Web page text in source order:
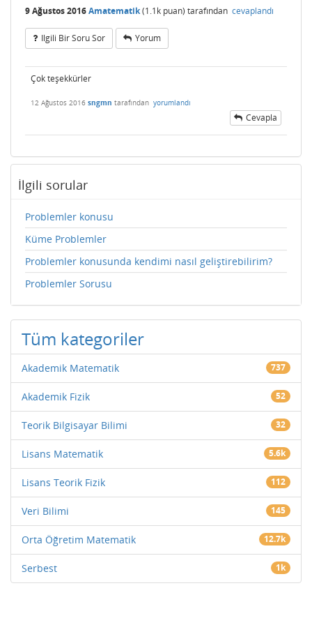
9 Ağustos 2016Amatematik(1.1k puan) tarafından cevaplandı
Ilgili Bir Soru Sor Yorum
Çok teşekkürler
12 Ağustos 2016 sngmn tarafından yorumlandı
Cevapla
İlgili sorular
Problemler konusu
Küme Problemler
Problemler konusunda kendimi nasıl geliştirebilirim?
Problemler Sorusu
Tüm kategoriler
Akademik Matematik 737
Akademik Fizik 52
Teorik Bilgisayar Bilimi 32
Lisans Matematik 5.6k
Lisans Teorik Fizik 112
Veri Bilimi 145
Orta Öğretim Matematik 12.7k
Serbest 1k